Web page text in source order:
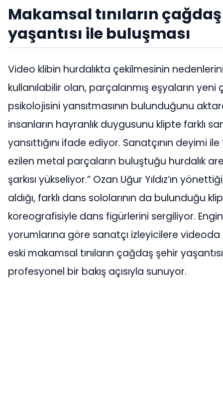
Makamsal tınıların
yaşantısı ile buluşması
Video klibin hurdalıkta çekilmesinin
kullanılabilir olan, parçalanmış eşyaların yeni
psikolojisini yansıtmasının bulunduğunu
insanların hayranlık duygusunu klipte farklı
yansıttığını ifade ediyor. Sanatçının deyimi
ezilen metal parçaların buluştuğu hurdalık
şarkısı yükseliyor.” Ozan Uğur Yıldız’ın
aldığı, farklı dans sololarının da bulunduğu
koreografisiyle dans figürlerini sergiliyor. Engin
yorumlarına göre sanatçı izleyicilere
eski makamsal tınıların çağdaş şehir
profesyonel bir bakış açısıyla sunuyor.